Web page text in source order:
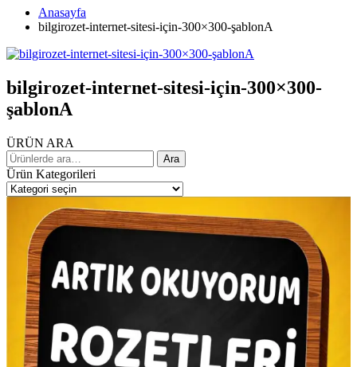
Anasayfa
bilgirozet-internet-sitesi-için-300×300-şablonA
bilgirozet-internet-sitesi-için-300×300-
şablonA
ÜRÜN ARA
Ara:
Ara
Ürün Kategorileri